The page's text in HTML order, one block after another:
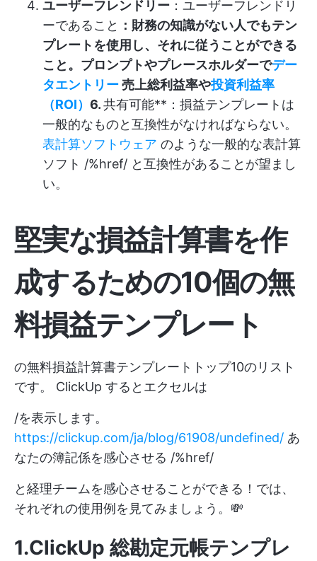
ユーザーフレンドリー ：ユーザーフレンドリ
ーであること ：財務の知識がない人でもテン
プレートを使用し、それに従うことができる
こと。プロンプトやプレースホルダーでデー
タエントリー売上総利益率や投資利益率
（ROI） 6.共有可能**：損益テンプレートは
一般的なものと互換性がなければならない。
表計算ソフトウェア のような一般的な表計算
ソフト /%href/ と互換性があることが望まし
い。
堅実な損益計算書を作
成するための10個の無
料損益テンプレート
の無料損益計算書テンプレートトップ10のリスト
です。 ClickUp するとエクセルは
/を表示します。
https://clickup.com/ja/blog/61908/undefined/ あ
なたの簿記係を感心させる /%href/
と経理チームを感心させることができる！では、
それぞれの使用例を見てみましょう。💸
1.ClickUp 総勘定元帳テンプレ